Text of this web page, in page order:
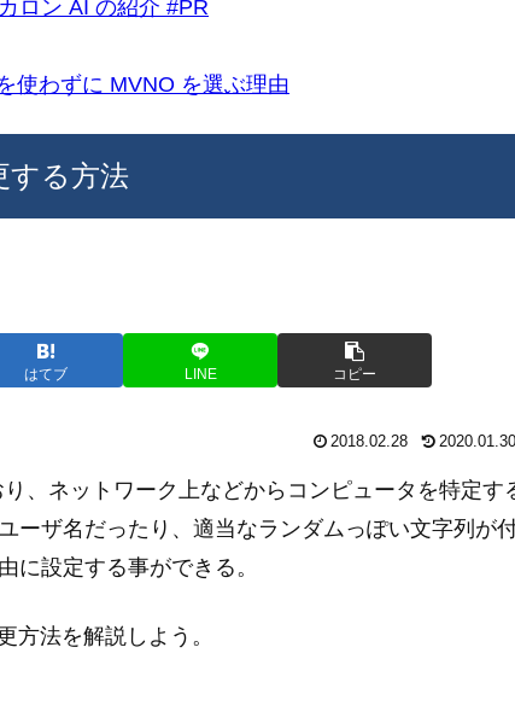
ロン AI の紹介 #PR
使わずに MVNO を選ぶ理由
する方法
はてブ LINE コピー
2018.02.28 2020.01.30
、ネットワーク上などからコンピュータを特定す
ーザ名だったり、適当なランダムっぽい文字列が
に設定する事ができる。
方法を解説しよう。